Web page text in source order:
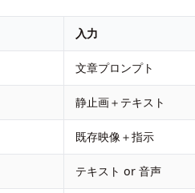
入力
文章プロンプト
静止画＋テキスト
既存映像＋指示
テキスト or 音声